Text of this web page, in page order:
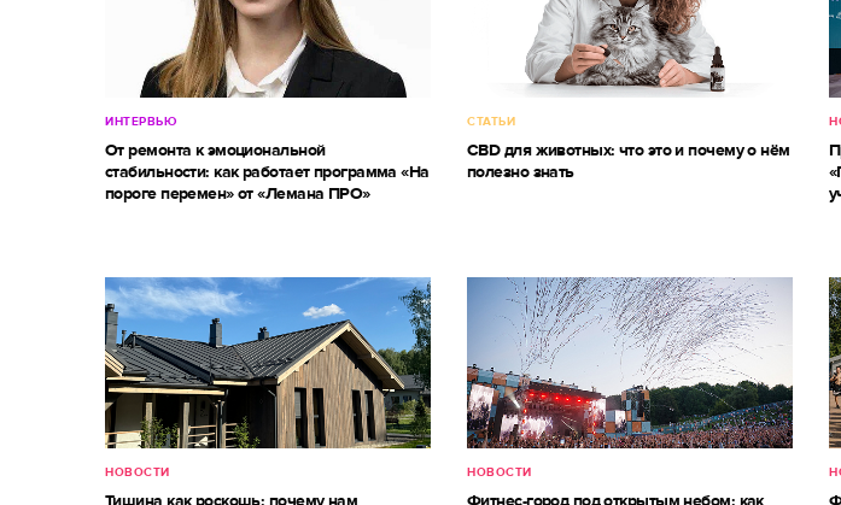
ИНТЕРВЬЮ
От ремонта к эмоциональной
стабильности: как работает программа «На
пороге перемен» от «Лемана ПРО»
СТАТЬИ
CBD для животных: что это и почему о нём
полезно знать
НОВОСТИ НОВОСТИ